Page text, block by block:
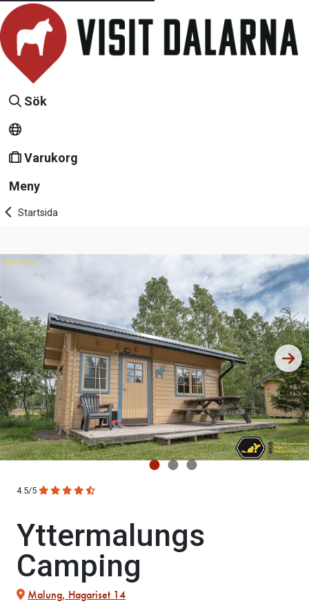
Sök
Varukorg
Meny
Startsida
4.5/5
Yttermalungs
Camping
Malung, Hagariset 14